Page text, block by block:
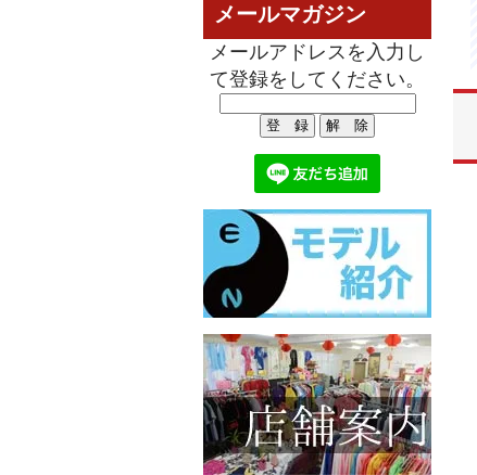
メールマガジン
メールアドレスを入力し
て登録をしてください。